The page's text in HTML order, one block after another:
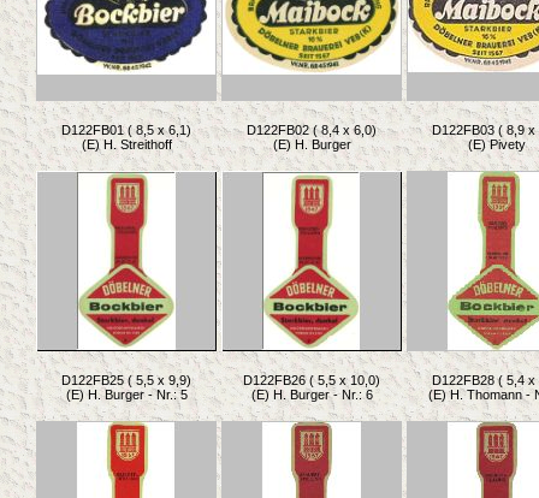
D122FB01 ( 8,5 x 6,1)
(E) H. Streithoff
D122FB02 ( 8,4 x 6,0)
(E) H. Burger
D122FB03 ( 8,9 x
(E) Pivety
D122FB25 ( 5,5 x 9,9)
(E) H. Burger - Nr.: 5
D122FB26 ( 5,5 x 10,0)
(E) H. Burger - Nr.: 6
D122FB28 ( 5,4 x
(E) H. Thomann -